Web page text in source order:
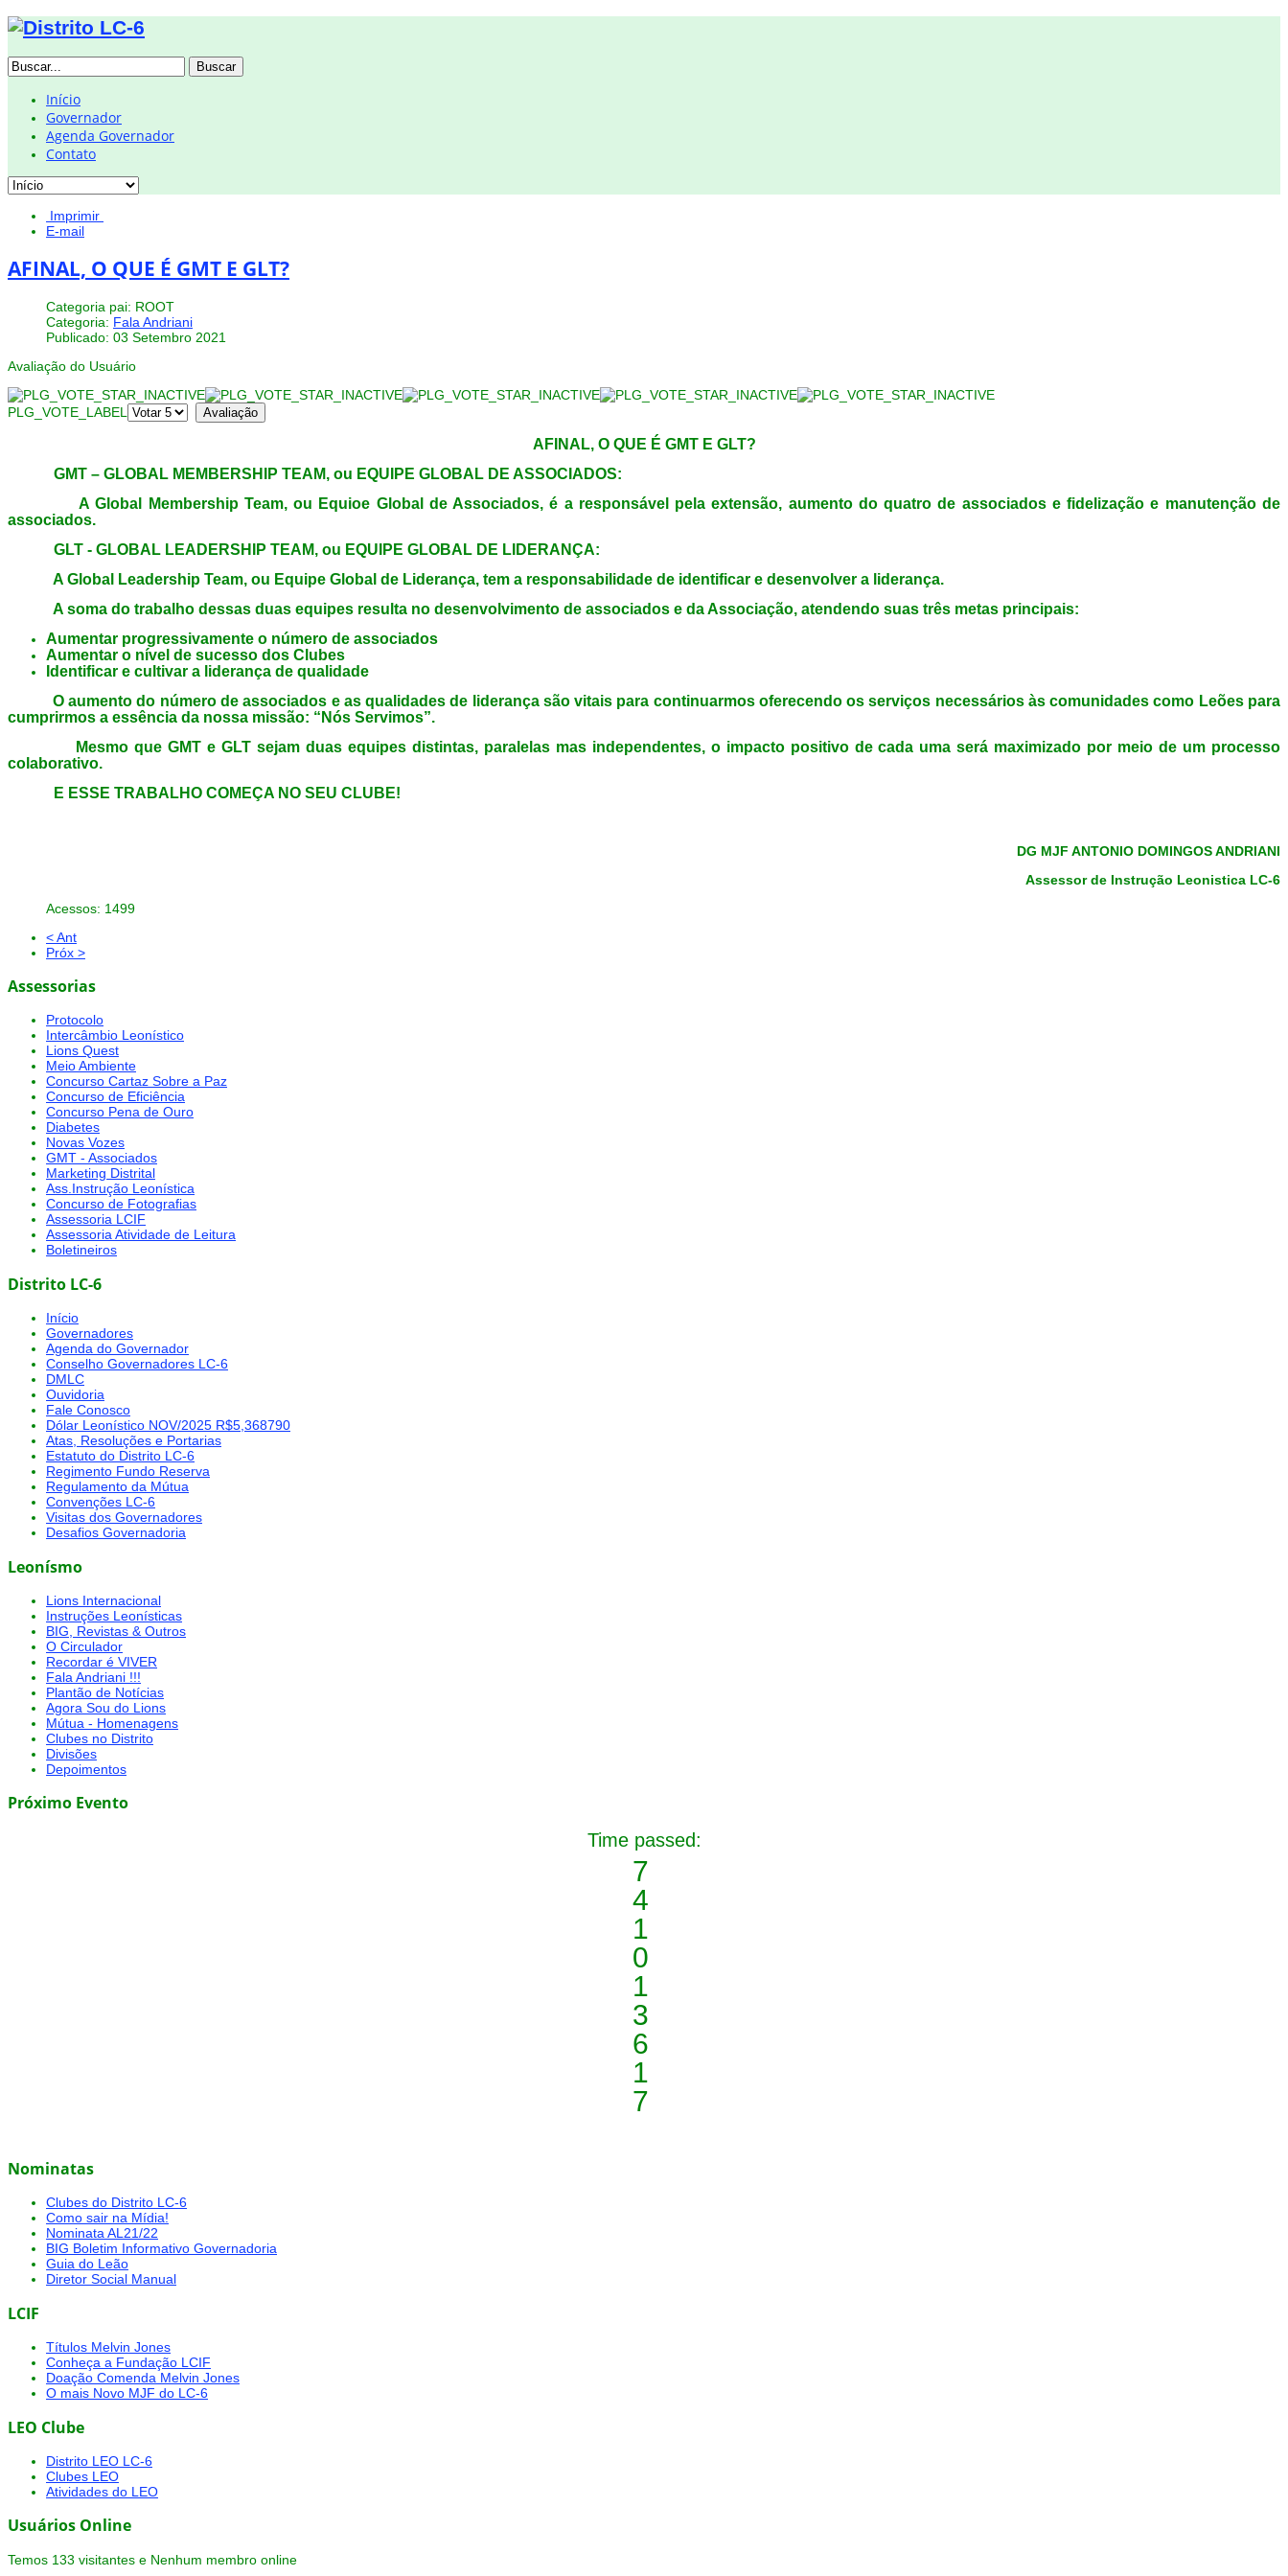
Buscar
Início
Governador
Agenda Governador
Contato
Imprimir
E-mail
AFINAL, O QUE É GMT E GLT?
Categoria pai: ROOT
Categoria: Fala Andriani
Publicado: 03 Setembro 2021
Avaliação do Usuário
PLG_VOTE_LABEL
AFINAL, O QUE É GMT E GLT?
GMT – GLOBAL MEMBERSHIP TEAM, ou EQUIPE GLOBAL DE ASSOCIADOS:
A Global Membership Team, ou Equioe Global de Associados, é a responsável pela extensão, aumento do quatro de associados e fidelização e manutenção de
associados.
GLT - GLOBAL LEADERSHIP TEAM, ou EQUIPE GLOBAL DE LIDERANÇA:
A Global Leadership Team, ou Equipe Global de Liderança, tem a responsabilidade de identificar e desenvolver a liderança.
A soma do trabalho dessas duas equipes resulta no desenvolvimento de associados e da Associação, atendendo suas três metas principais:
Aumentar progressivamente o número de associados
Aumentar o nível de sucesso dos Clubes
Identificar e cultivar a liderança de qualidade
O aumento do número de associados e as qualidades de liderança são vitais para continuarmos oferecendo os serviços necessários às comunidades como Leões para
cumprirmos a essência da nossa missão: “Nós Servimos”.
Mesmo que GMT e GLT sejam duas equipes distintas, paralelas mas independentes, o impacto positivo de cada uma será maximizado por meio de um processo
colaborativo.
E ESSE TRABALHO COMEÇA NO SEU CLUBE!
DG MJF ANTONIO DOMINGOS ANDRIANI
Assessor de Instrução Leonistica LC-6
Acessos: 1499
< Ant
Próx >
Assessorias
Protocolo
Intercâmbio Leonístico
Lions Quest
Meio Ambiente
Concurso Cartaz Sobre a Paz
Concurso de Eficiência
Concurso Pena de Ouro
Diabetes
Novas Vozes
GMT - Associados
Marketing Distrital
Ass.Instrução Leonística
Concurso de Fotografias
Assessoria LCIF
Assessoria Atividade de Leitura
Boletineiros
Distrito LC-6
Início
Governadores
Agenda do Governador
Conselho Governadores LC-6
DMLC
Ouvidoria
Fale Conosco
Dólar Leonístico NOV/2025 R$5,368790
Atas, Resoluções e Portarias
Estatuto do Distrito LC-6
Regimento Fundo Reserva
Regulamento da Mútua
Convenções LC-6
Visitas dos Governadores
Desafios Governadoria
Leonísmo
Lions Internacional
Instruções Leonísticas
BIG, Revistas & Outros
O Circulador
Recordar é VIVER
Fala Andriani !!!
Plantão de Notícias
Agora Sou do Lions
Mútua - Homenagens
Clubes no Distrito
Divisões
Depoimentos
Próximo Evento
Time passed:
7
4
1
0
1
3
6
1
7
Nominatas
Clubes do Distrito LC-6
Como sair na Mídia!
Nominata AL21/22
BIG Boletim Informativo Governadoria
Guia do Leão
Diretor Social Manual
LCIF
Títulos Melvin Jones
Conheça a Fundação LCIF
Doação Comenda Melvin Jones
O mais Novo MJF do LC-6
LEO Clube
Distrito LEO LC-6
Clubes LEO
Atividades do LEO
Usuários Online
Temos 133 visitantes e Nenhum membro online